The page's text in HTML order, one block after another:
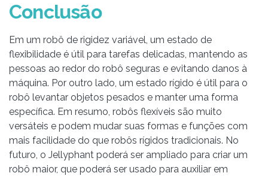
Conclusão
Em um robô de rigidez variável, um estado de
flexibilidade é útil para tarefas delicadas, mantendo as
pessoas ao redor do robô seguras e evitando danos à
máquina. Por outro lado, um estado rígido é útil para o
robô levantar objetos pesados ​​e manter uma forma
específica. Em resumo, robôs flexíveis são muito
versáteis e podem mudar suas formas e funções com
mais facilidade do que robôs rígidos tradicionais. No
futuro, o Jellyphant poderá ser ampliado para criar um
robô maior, que poderá ser usado para auxiliar em